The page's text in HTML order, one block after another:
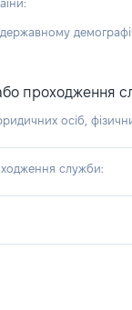
проходження
осіб,
служби: